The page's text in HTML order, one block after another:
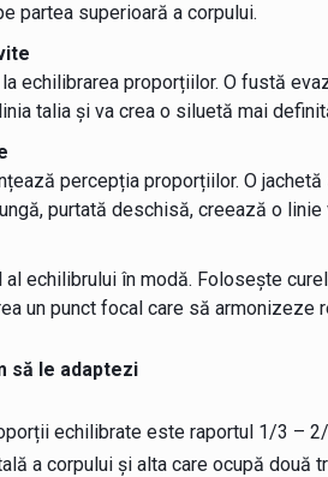
partea superioară a corpului.
echilibrarea proporțiilor. O fustă
talia și va crea o siluetă mai
percepția proporțiilor. O
purtată deschisă, creează o
al echilibrului în modă. Folosește
un punct focal care să armonizeze
să le adaptezi
echilibrate este raportul 1/3 –
a corpului și alta care ocupă două